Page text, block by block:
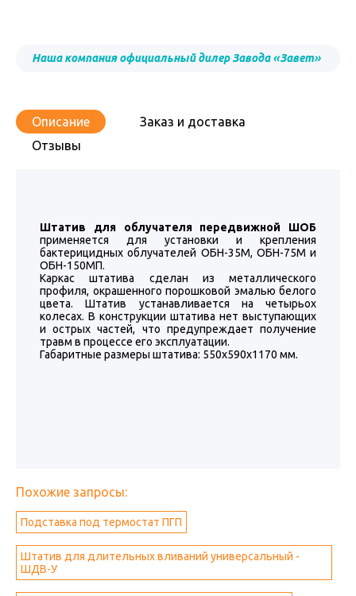
Наша компания официальный дилер Завода «Завет»
Описание
Заказ и доставка
Отзывы
Штатив для облучателя передвижной ШОБ
применяется для установки и крепления
бактерицидных облучателей ОБН-35М, ОБН-75М и
ОБН-150МП.
Каркас штатива сделан из металлического
профиля, окрашенного порошковой эмалью белого
цвета. Штатив устанавливается на четырьох
колесах. В конструкции штатива нет выступающих
и острых частей, что предупреждает получение
травм в процессе его эксплуатации.
Габаритные размеры штатива: 550х590х1170 мм.
Похожие запросы:
Подставка под термостат ПГП
Штатив для длительных вливаний универсальный -
ШДВ-У